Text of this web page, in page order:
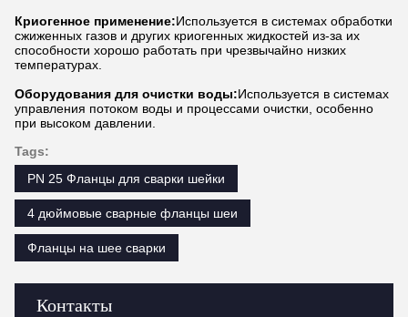
Контакты
Криогенное применение:Используется в системах обработки
сжиженных газов и других криогенных жидкостей из-за их
способности хорошо работать при чрезвычайно низких
температурах.
Оборудования для очистки воды:Используется в системах
управления потоком воды и процессами очистки, особенно
при высоком давлении.
Tags:
PN 25 Фланцы для сварки шейки
4 дюймовые сварные фланцы шеи
Фланцы на шее сварки